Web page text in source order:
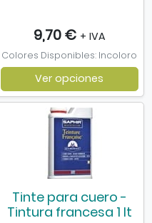
9,70 € + IVA
Colores Disponibles: Incoloro
Ver opciones
Tinte para cuero -
Tintura francesa 1 lt